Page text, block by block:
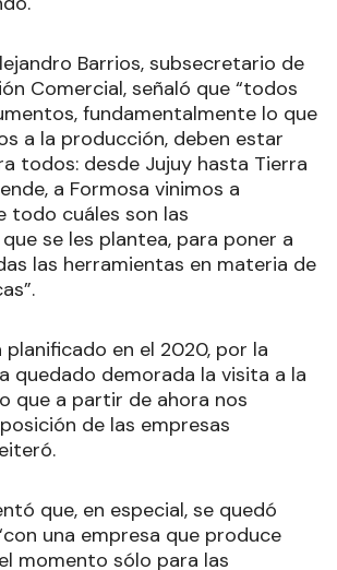
Barrios, subsecretario de
Comercial, señaló que “todos
fundamentalmente lo que
a la producción, deben estar
todos: desde Jujuy hasta Tierra
a Formosa vinimos a
todo cuáles son las
se les plantea, para poner a
las herramientas en materia de
planificado en el 2020, por la
quedado demorada la visita a la
que a partir de ahora nos
de las empresas
que, en especial, se quedó
una empresa que produce
momento sólo para las